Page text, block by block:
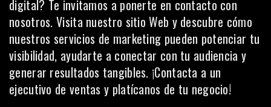
digital? Te invitamos a ponerte en contacto con
nosotros. Visita nuestro sitio Web y descubre cómo
nuestros servicios de marketing pueden potenciar tu
visibilidad, ayudarte a conectar con tu audiencia y
generar resultados tangibles. ¡Contacta a un
ejecutivo de ventas y platícanos de tu negocio!